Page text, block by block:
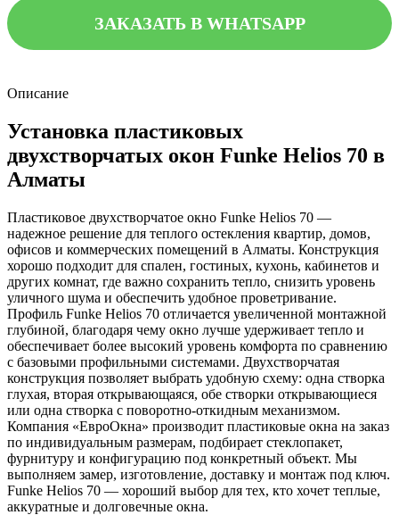
ЗАКАЗАТЬ В WHATSAPP
Описание
Установка пластиковых
двухстворчатых окон Funke Helios 70 в
Алматы
Пластиковое двухстворчатое окно Funke Helios 70 —
надежное решение для теплого остекления квартир, домов,
офисов и коммерческих помещений в Алматы. Конструкция
хорошо подходит для спален, гостиных, кухонь, кабинетов и
других комнат, где важно сохранить тепло, снизить уровень
уличного шума и обеспечить удобное проветривание.
Профиль Funke Helios 70 отличается увеличенной монтажной
глубиной, благодаря чему окно лучше удерживает тепло и
обеспечивает более высокий уровень комфорта по сравнению
с базовыми профильными системами. Двухстворчатая
конструкция позволяет выбрать удобную схему: одна створка
глухая, вторая открывающаяся, обе створки открывающиеся
или одна створка с поворотно-откидным механизмом.
Компания «ЕвроОкна» производит пластиковые окна на заказ
по индивидуальным размерам, подбирает стеклопакет,
фурнитуру и конфигурацию под конкретный объект. Мы
выполняем замер, изготовление, доставку и монтаж под ключ.
Funke Helios 70 — хороший выбор для тех, кто хочет теплые,
аккуратные и долговечные окна.